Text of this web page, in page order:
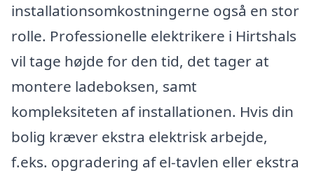
installationsomkostningerne også en stor
rolle. Professionelle elektrikere i Hirtshals
vil tage højde for den tid, det tager at
montere ladeboksen, samt
kompleksiteten af installationen. Hvis din
bolig kræver ekstra elektrisk arbejde,
f.eks. opgradering af el-tavlen eller ekstra